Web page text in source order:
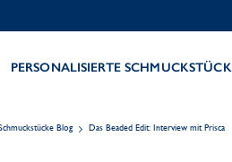
PERSONALISIERTE
Blog Das Beaded Edit: Interview mit Prisca